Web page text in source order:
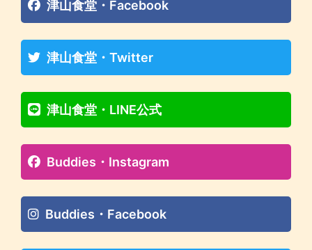
津山食堂・Facebook
津山食堂・Twitter
津山食堂・LINE公式
Buddies・Instagram
Buddies・Facebook